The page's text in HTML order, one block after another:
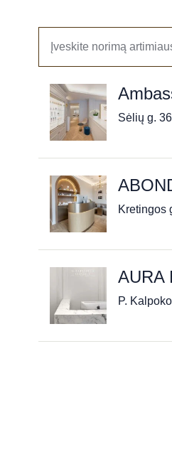
Sėlių g.
Kretingos
AURA
P.